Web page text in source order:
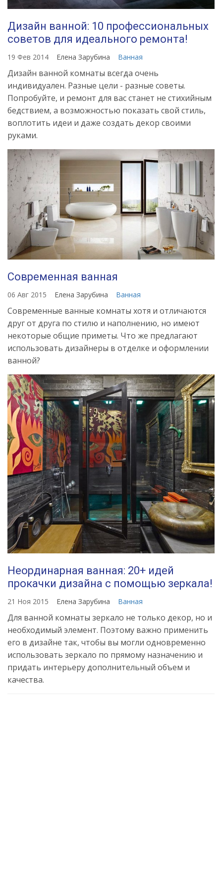
Дизайн ванной: 10 профессиональных
советов для идеального ремонта!
19 Фев 2014 Елена Зарубина Ванная
Дизайн ванной комнаты всегда очень
индивидуален. Разные цели - разные советы.
Попробуйте, и ремонт для вас станет не стихийным
бедствием, а возможностью показать свой стиль,
воплотить идеи и даже создать декор своими
руками.
Современная ванная
06 Авг 2015 Елена Зарубина Ванная
Современные ванные комнаты хотя и отличаются
друг от друга по стилю и наполнению, но имеют
некоторые общие приметы. Что же предлагают
использовать дизайнеры в отделке и оформлении
ванной?
Неординарная ванная: 20+ идей
прокачки дизайна с помощью зеркала!
21 Ноя 2015 Елена Зарубина Ванная
Для ванной комнаты зеркало не только декор, но и
необходимый элемент. Поэтому важно применить
его в дизайне так, чтобы вы могли одновременно
использовать зеркало по прямому назначению и
придать интерьеру дополнительный объем и
качества.